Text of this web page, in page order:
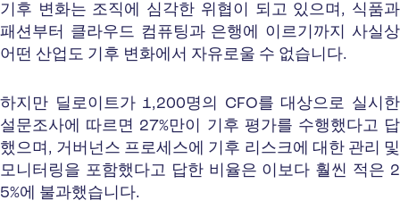
기후 변화는 조직에 심각한 위협이 되고 있으며, 식품과
패션부터 클라우드 컴퓨팅과 은행에 이르기까지 사실상
어떤 산업도 기후 변화에서 자유로울 수 없습니다.
하지만 딜로이트가 1,200명의 CFO를 대상으로 실시한
설문조사에 따르면 27%만이 기후 평가를 수행했다고 답
했으며, 거버넌스 프로세스에 기후 리스크에 대한 관리 및
모니터링을 포함했다고 답한 비율은 이보다 훨씬 적은 2
5%에 불과했습니다.